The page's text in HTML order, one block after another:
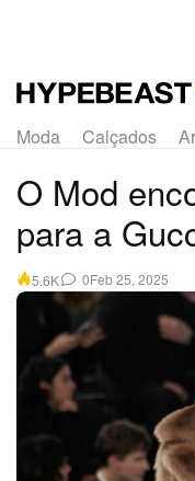
Moda Calçados
O Mod
para a
5.6K 0Feb 25, 2025